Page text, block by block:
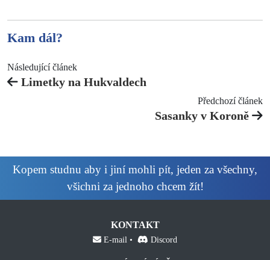
Kam dál?
Následující článek
Limetky na Hukvaldech
Předchozí článek
Sasanky v Koroně
Kopem studnu aby i jiní mohli pít, jeden za všechny,
všichni za jednoho chcem žít!
KONTAKT
E-mail Discord